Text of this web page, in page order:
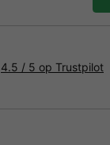
4.5 / 5 op Trustpilot